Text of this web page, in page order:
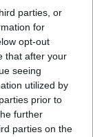
parties, or
for
opt-out
that after your
seeing
utilized by
prior to
further
parties on the
végzett
a